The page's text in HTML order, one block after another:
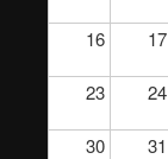
16 17
23 24
30 31